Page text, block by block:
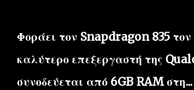
Φοράει τον Snapdragon 835 τον
καλύτερο επεξεργαστή της
συνοδεύεται από 6GB RAM